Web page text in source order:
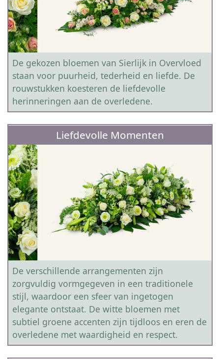
De gekozen bloemen van Sierlijk in Overvloed
staan voor puurheid, tederheid en liefde. De
rouwstukken koesteren de liefdevolle
herinneringen aan de overledene.
Liefdevolle Momenten
De verschillende arrangementen zijn
zorgvuldig vormgegeven in een traditionele
stijl, waardoor een sfeer van ingetogen
elegante ontstaat. De witte bloemen met
subtiel groene accenten zijn tijdloos en eren de
overledene met waardigheid en respect.